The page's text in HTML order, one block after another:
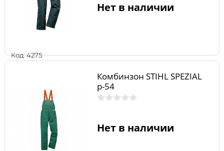
Код: 4275
Нет в наличии
Комбинзон STIHL SPEZIAL
р-54
Нет в наличии